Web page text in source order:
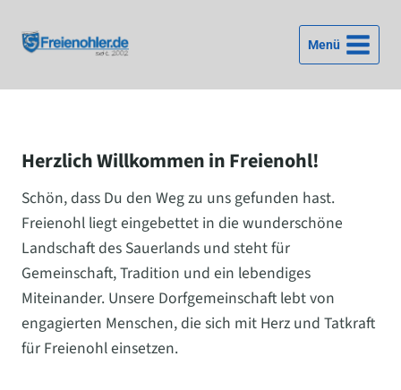
Inhalt
springen
Menü
Herzlich Willkommen in Freienohl!
Schön, dass Du den Weg zu uns gefunden hast.
Freienohl liegt eingebettet in die wunderschöne
Landschaft des Sauerlands und steht für
Gemeinschaft, Tradition und ein lebendiges
Miteinander. Unsere Dorfgemeinschaft lebt von
engagierten Menschen, die sich mit Herz und Tatkraft
für Freienohl einsetzen.